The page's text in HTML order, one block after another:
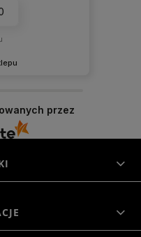
na dłużej. Z
Morowo
przez